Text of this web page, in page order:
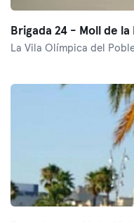
Brigada 24 - Moll de la
La Vila Olímpica del